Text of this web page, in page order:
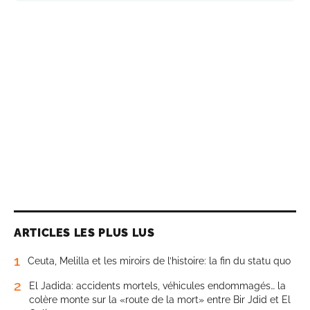
ARTICLES LES PLUS LUS
1 Ceuta, Melilla et les miroirs de l’histoire: la fin du statu quo
2
El Jadida: accidents mortels, véhicules endommagés… la
colère monte sur la «route de la mort» entre Bir Jdid et El